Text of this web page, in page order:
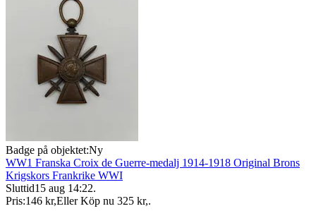
Badge på objektet:Ny
WW1 Franska Croix de Guerre-medalj 1914-1918 Original Brons
Krigskors Frankrike WWI
Sluttid15 aug 14:22.
Pris:146 kr,Eller Köp nu 325 kr,.